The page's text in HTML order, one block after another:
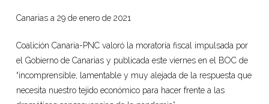
Canarias a 29 de enero de 2021
Coalición Canaria-PNC valoró la moratoria fiscal impulsada por
el Gobierno de Canarias y publicada este viernes en el BOC de
“incomprensible, lamentable y muy alejada de la respuesta que
necesita nuestro tejido económico para hacer frente a las